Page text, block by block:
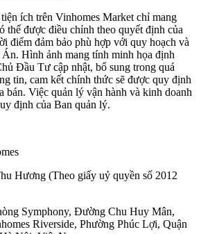
ích trên Vinhomes Market chỉ mang
thể được điều chỉnh theo quyết định của
điểm đảm bảo phù hợp với quy hoạch và
Hình ảnh mang tính minh họa định
Đầu Tư cập nhật, bổ sung trong quá
tin, cam kết chính thức sẽ được quy định
bán. Việc quản lý vận hành và kinh doanh
định của Ban quản lý.
Hương (Theo giấy uỷ quyền số 2012
Symphony, Đường Chu Huy Mân,
Riverside, Phường Phúc Lợi, Quận